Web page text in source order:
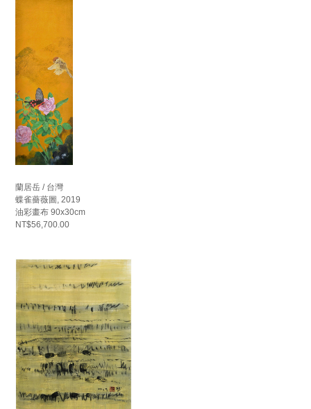
蘭居岳 / 台灣
蝶雀薔薇圖, 2019
油彩畫布 90x30cm
NT$56,700.00